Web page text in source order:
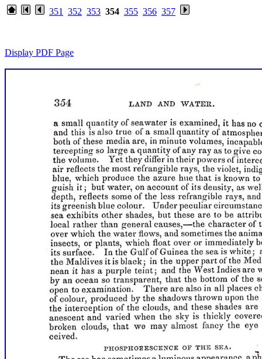
351 352 353 354 355 356 357
Display PDF Page